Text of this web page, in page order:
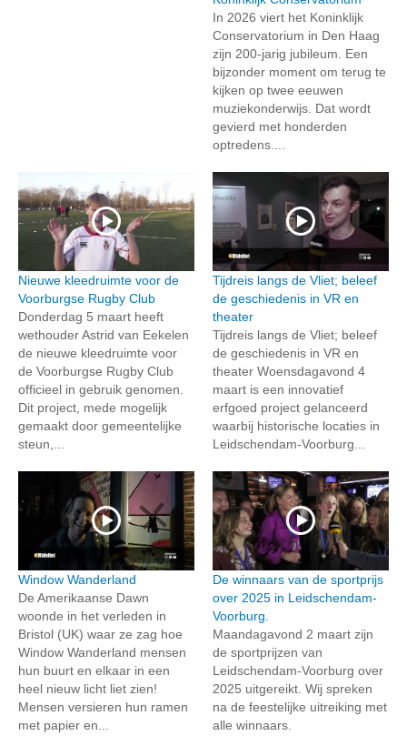
In 2026 viert het Koninklijk
Conservatorium in Den Haag
zijn 200-jarig jubileum. Een
bijzonder moment om terug te
kijken op twee eeuwen
muziekonderwijs. Dat wordt
gevierd met honderden
optredens....
Nieuwe kleedruimte voor de
Voorburgse Rugby Club
Donderdag 5 maart heeft
wethouder Astrid van Eekelen
de nieuwe kleedruimte voor
de Voorburgse Rugby Club
officieel in gebruik genomen.
Dit project, mede mogelijk
gemaakt door gemeentelijke
steun,...
Tijdreis langs de Vliet; beleef
de geschiedenis in VR en
theater
Tijdreis langs de Vliet; beleef
de geschiedenis in VR en
theater Woensdagavond 4
maart is een innovatief
erfgoed project gelanceerd
waarbij historische locaties in
Leidschendam-Voorburg...
Window Wanderland
De Amerikaanse Dawn
woonde in het verleden in
Bristol (UK) waar ze zag hoe
Window Wanderland mensen
hun buurt en elkaar in een
heel nieuw licht liet zien!
Mensen versieren hun ramen
met papier en...
De winnaars van de sportprijs
over 2025 in Leidschendam-
Voorburg.
Maandagavond 2 maart zijn
de sportprijzen van
Leidschendam-Voorburg over
2025 uitgereikt. Wij spreken
na de feestelijke uitreiking met
alle winnaars.